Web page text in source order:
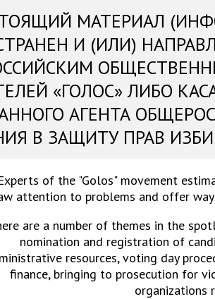
МАТЕРИАЛ
И (ИЛИ)
«ГОЛОС» ЛИБО
АГЕНТА
В ЗАЩИТУ ПРАВ
of the "Golos" movement
attention to problems and offer
are a number of themes in the
nomination and registration of
resources, voting day
finance, bringing to prosecution for
organizations